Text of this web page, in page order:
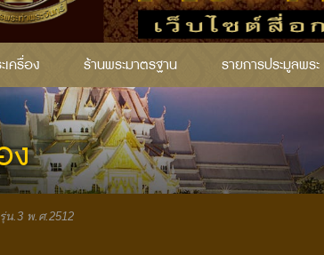
เครื่อง ร้านพระมาตรฐาน รายการประมูลพระ
ง
น.3 พ.ศ.2512